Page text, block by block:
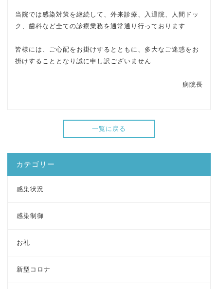
当院では感染対策を継続して、外来診療、入退院、人間ドッ
ク、歯科など全ての診療業務を通常通り行っております
皆様には、ご心配をお掛けするとともに、多大なご迷惑をお
掛けすることとなり誠に申し訳ございません
病院長
一覧に戻る
カテゴリー
感染状況
感染制御
お礼
新型コロナ